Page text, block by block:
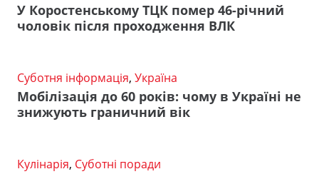
У Коростенському ТЦК помер 46-річний
чоловік після проходження ВЛК
Суботня інформація, Україна
Мобілізація до 60 років: чому в Україні не
знижують граничний вік
Кулінарія, Суботні поради